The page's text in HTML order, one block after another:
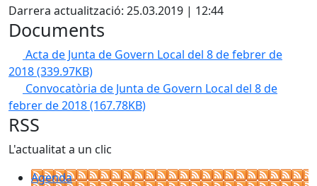
Darrera actualització: 25.03.2019 | 12:44
Documents
Acta de Junta de Govern Local del 8 de febrer de
2018(339.97KB)
Convocatòria de Junta de Govern Local del 8 de
febrer de 2018(167.78KB)
RSS
L'actualitat a un clic
Agenda